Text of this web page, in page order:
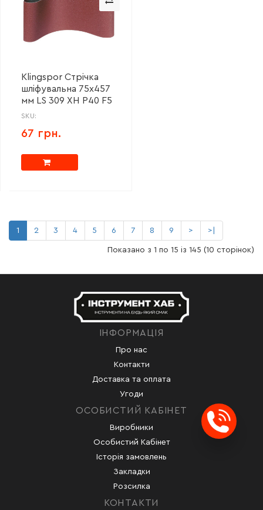
Klingspor Стрічка
шліфувальна 75x457
мм LS 309 XH P40 F5
SKU:
67 грн.
1 2 3 4 5 6 7 8 9 > >|
Показано з 1 по 15 із 145 (10 сторінок)
ІНФОРМАЦІЯ
Про нас
Контакти
Доставка та оплата
Угоди
ОСОБИСТИЙ КАБІНЕТ
Виробники
Особистий Кабінет
Історія замовлень
Закладки
Розсилка
КОНТАКТИ